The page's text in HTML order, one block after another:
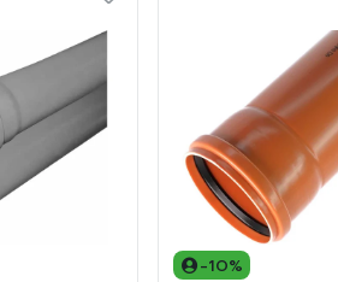
-10%